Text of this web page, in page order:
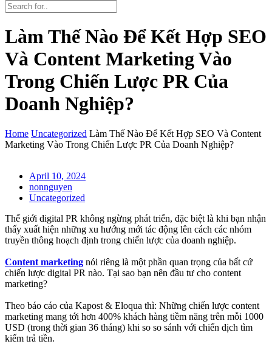
Làm Thế Nào Để Kết Hợp SEO
Và Content Marketing Vào
Trong Chiến Lược PR Của
Doanh Nghiệp?
Home Uncategorized Làm Thế Nào Để Kết Hợp SEO Và Content
Marketing Vào Trong Chiến Lược PR Của Doanh Nghiệp?
April 10, 2024
nonnguyen
Uncategorized
Thế giới digital PR không ngừng phát triển, đặc biệt là khi bạn nhận
thấy xuất hiện những xu hướng mới tác động lên cách các nhóm
truyền thông hoạch định trong chiến lược của doanh nghiệp.
Content marketing nói riêng là một phần quan trọng của bất cứ
chiến lược digital PR nào. Tại sao bạn nên đầu tư cho content
marketing?
Theo báo cáo của Kapost & Eloqua thì: Những chiến lược content
marketing mang tới hơn 400% khách hàng tiềm năng trên mỗi 1000
USD (trong thời gian 36 tháng) khi so so sánh với chiến dịch tìm
kiếm trả tiền.